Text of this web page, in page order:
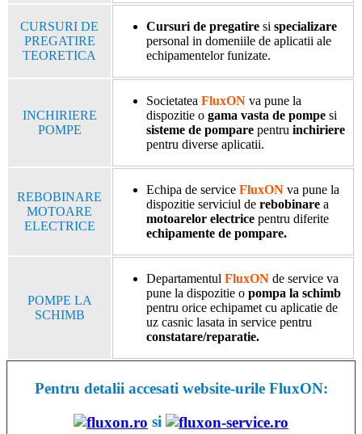
CURSURI DE
PREGATIRE
TEORETICA
Cursuri de pregatire si specializare
personal in domeniile de aplicatii ale
echipamentelor funizate.
INCHIRIERE
POMPE
Societatea FluxON va pune la
dispozitie o gama vasta de pompe si
sisteme de pompare pentru inchiriere
pentru diverse aplicatii.
REBOBINARE
MOTOARE
ELECTRICE
Echipa de service FluxON va pune la
dispozitie serviciul de rebobinare a
motoarelor electrice pentru diferite
echipamente de pompare.
POMPE LA
SCHIMB
Departamentul FluxON de service va
pune la dispozitie o pompa la schimb
pentru orice echipamet cu aplicatie de
uz casnic lasata in service pentru
constatare/reparatie.
Pentru detalii accesati website-urile FluxON:
si